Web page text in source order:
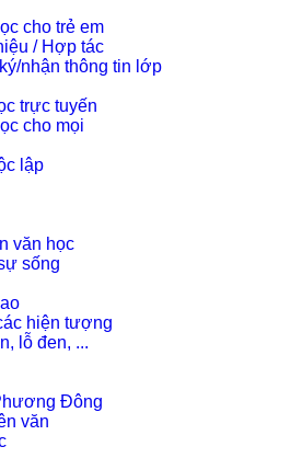
cho trẻ em
/ Hợp tác
nhận thông tin lớp
trực tuyến
cho mọi
lập
văn học
sống
hiện tượng
lỗ đen, ...
Đông
văn